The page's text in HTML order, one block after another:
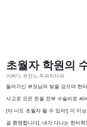
초월자 학원의
어쩌다,뀨잔느,두파치타파
돌아가신 부모님의 빚을 갚으며 헌
사고로 모은 돈을 전부 수술비로 써
[야 너도 초월자 될 수 있어!] 더 이
걸 환영합니다]. 내가 다니는 헌터